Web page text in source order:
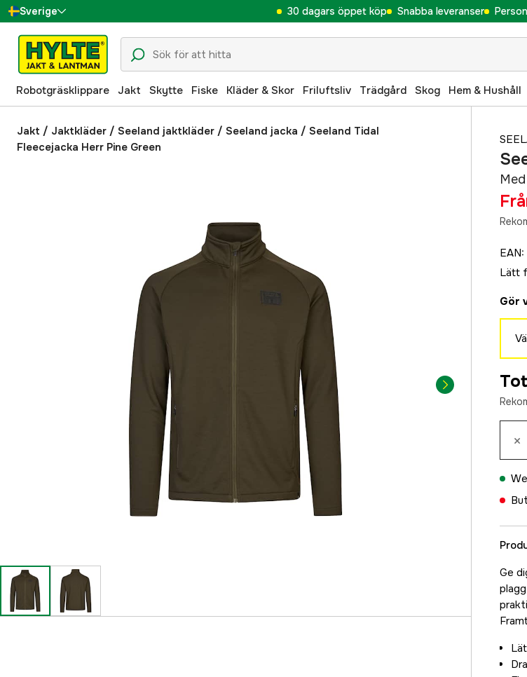
Sverige
Danmark
Suomi
Norge
Deutschland
30 dagars öppet köp Snabba leveranser
Robotgräsklippare Jakt Skytte Fiske Kläder & Skor Friluftsliv Trädgård Skog Hem & Hushåll
Jakt / Jaktkläder / Seeland jaktkläder / Seeland jacka / Seeland Tidal
Fleecejacka Herr Pine Green
EAN:
Lätt
Gör
M
L
3XL
×
Ge